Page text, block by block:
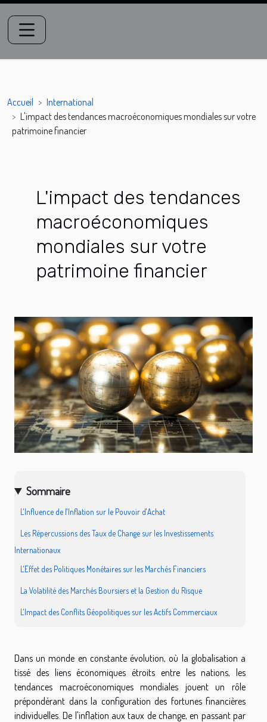
Accueil
International
L'impact des tendances macroéconomiques mondiales sur votre
patrimoine financier
L'impact des tendances
macroéconomiques
mondiales sur votre
patrimoine financier
Sommaire
L'Influence de l'Inflation sur le Pouvoir d'Achat
Les Répercussions des Taux de Change sur les Investissements
Internationaux
L'Effet des Politiques Monétaires sur les Marchés Financiers
La Volatilité des Marchés Boursiers et la Gestion du Risque
L'Impact des Conflits Géopolitiques sur les Actifs Commerciaux
Dans un monde en constante évolution, où la globalisation a
tissé des liens économiques étroits entre les nations, les
tendances macroéconomiques mondiales jouent un rôle
prépondérant dans la configuration des fortunes financières
individuelles. De l'inflation aux taux de change, en passant par